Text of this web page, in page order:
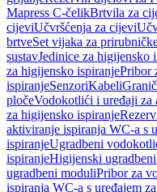
Mapress C-čelikBrtvila za
cijeviUčvršćenja za cijevi
brtveSet vijaka za
sustavJedinice za higijensko
za higijensko ispiranjePribor
ispiranjeSenzoriKabeli
pločeVodokotlići i uređaji za
za higijensko ispiranje
aktiviranje ispiranja WC-a s
ispiranjeUgradbeni
ispiranjeHigijenski
ugradbeni moduliPribor za
ispiranja WC-a s uređajem